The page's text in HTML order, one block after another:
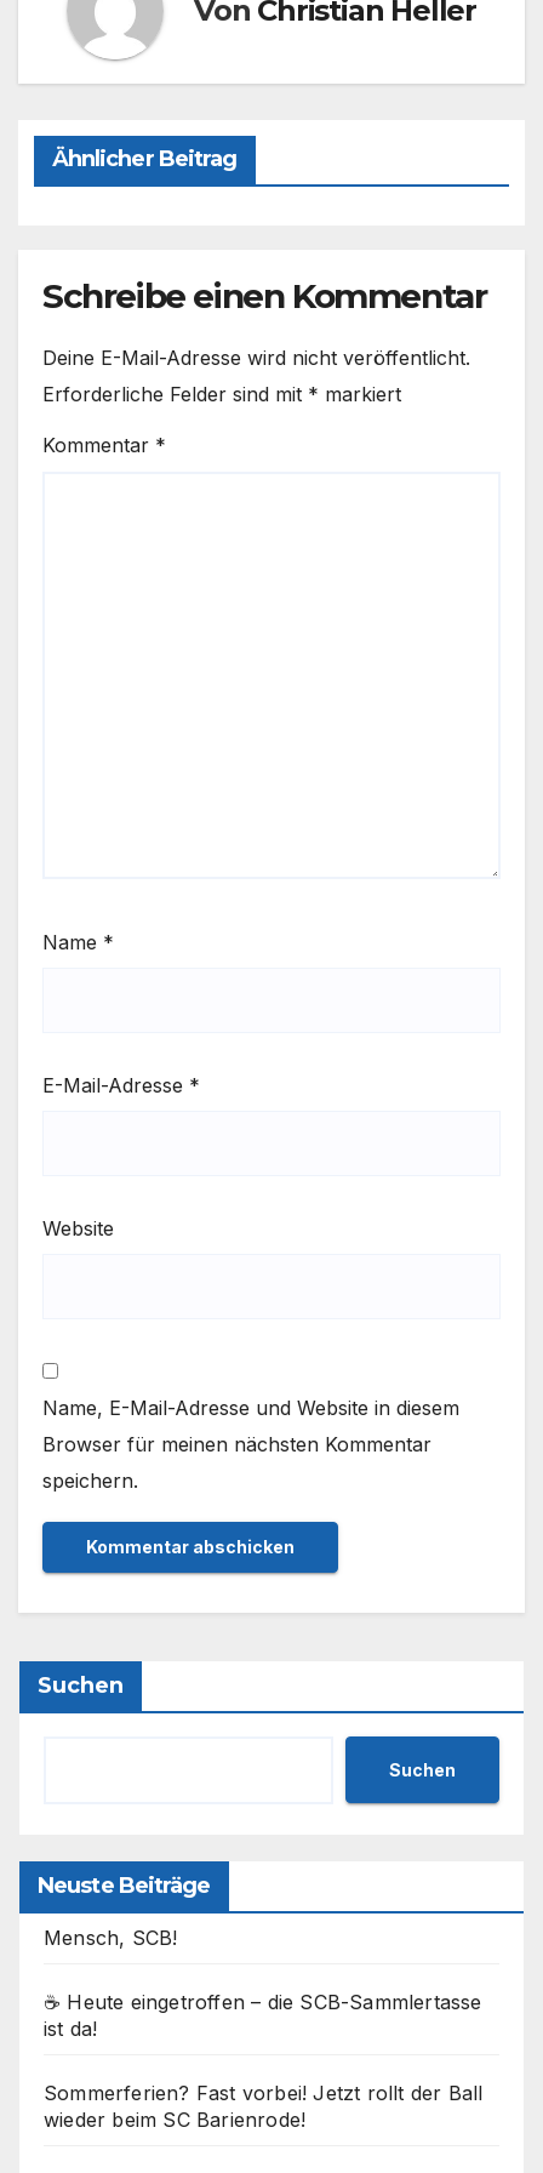
o
k
n
Von Christian Heller
Ähnlicher Beitrag
Schreibe einen Kommentar
Deine E-Mail-Adresse wird nicht veröffentlicht.
Erforderliche Felder sind mit * markiert
Kommentar *
Name *
E-Mail-Adresse *
Website
Name, E-Mail-Adresse und Website in diesem
Browser für meinen nächsten Kommentar
speichern.
Suchen
Suchen
Neuste Beiträge
Mensch, SCB!
☕ Heute eingetroffen – die SCB-Sammlertasse
ist da!
Sommerferien? Fast vorbei! Jetzt rollt der Ball
wieder beim SC Barienrode!